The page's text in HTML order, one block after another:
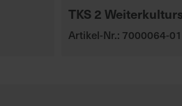
TKS 2
Artikel-Nr.: 7000064-